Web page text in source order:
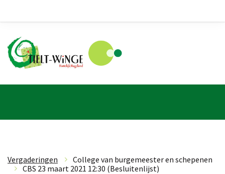
Vergaderingen » College van burgemeester en schepenen
» CBS 23 maart 2021 12:30 (Besluitenlijst)